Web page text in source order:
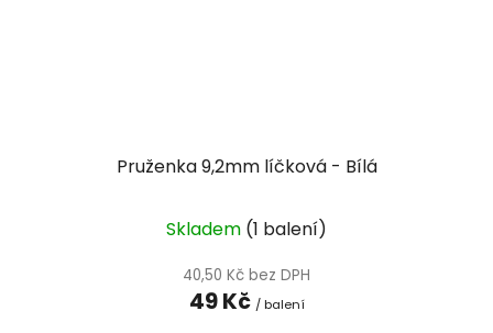
Pruženka 9,2mm líčková - Bílá
Skladem (1 balení)
40,50 Kč bez DPH
49 Kč / balení